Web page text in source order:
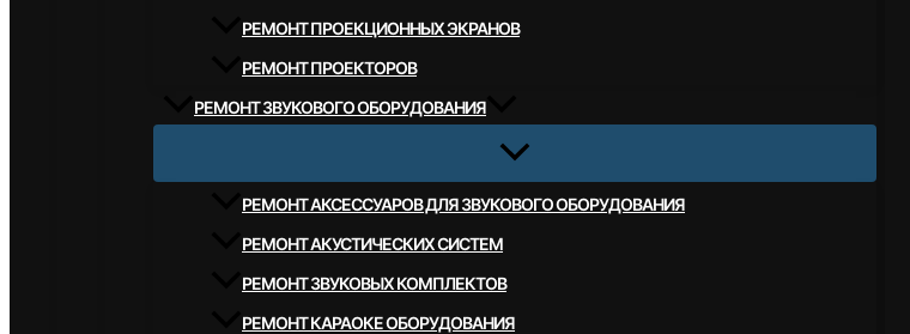
РЕМОНТ ПРОЕКЦИОННЫХ ЭКРАНОВ
РЕМОНТ ПРОЕКТОРОВ
РЕМОНТ ЗВУКОВОГО ОБОРУДОВАНИЯ
РЕМОНТ АКСЕССУАРОВ ДЛЯ ЗВУКОВОГО ОБОРУДОВАНИЯ
РЕМОНТ АКУСТИЧЕСКИХ СИСТЕМ
РЕМОНТ ЗВУКОВЫХ КОМПЛЕКТОВ
РЕМОНТ КАРАОКЕ ОБОРУДОВАНИЯ